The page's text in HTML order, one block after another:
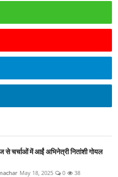
से चर्चाओं में आईं अभिनेत्री नितांशी गोयल
May 18, 2025 0 38